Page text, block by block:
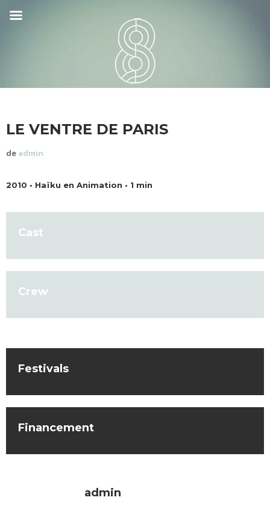
LE VENTRE DE PARIS
de admin
2010 • Haïku en Animation • 1 min
Cast
Crew
Festivals
Financement
admin